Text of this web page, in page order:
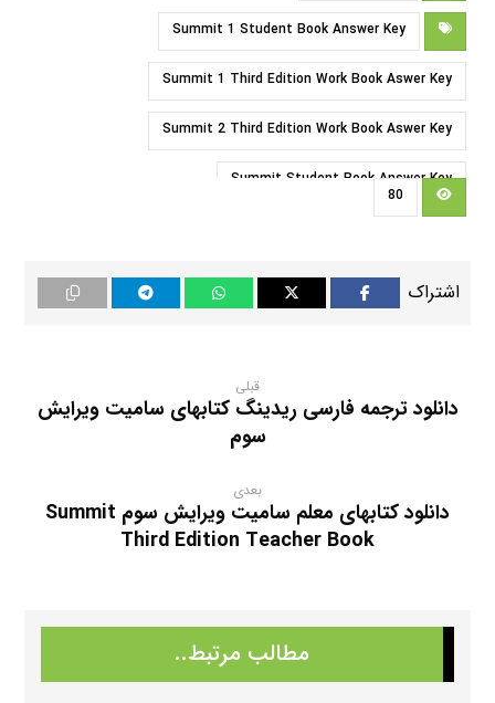
Summit 1 Student Book Answer Key
Summit 1 Third Edition Work Book Aswer Key
Summit 2 Third Edition Work Book Aswer Key
Summit Student Book Answer Key
Summit Third Edition Work Book Aswer Key
Test Summit 1B Third Edition
Test Summit 2A Third Edition
دانلود آزمونهای کتابهای سامیت ویرایش سوم
سوال تستی سامیت سوالات summit
80
قبلی
دانلود ترجمه فارسی ریدینگ کتابهای سامیت ویرایش
سوم
بعدی
دانلود کتابهای معلم سامیت ویرایش سوم Summit
Third Edition Teacher Book
مطالب مرتبط..